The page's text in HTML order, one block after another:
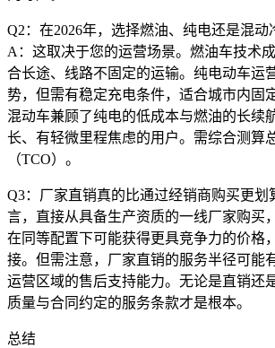
Q2：在2026年，选择燃油、纯电还是混动
A：这取决于您的运营场景。燃油车技术
合长途、线路不固定的运输。纯电动车运
势，但需有稳定充电条件，适合城市内固
混动车兼顾了纯电的低成本与燃油的长续
长、有轻微里程焦虑的用户。需综合测算
（TCO）。
Q3：厂家直销真的比通过经销商购买更划
言，直接从具备生产资质的一线厂家购买
在同等配置下可能获得更具竞争力的价格
接。但需注意，厂家直销的服务半径可能
运营区域的售后支持能力。无论是直销还
质量与合同约定的服务条款才是根本。
总结